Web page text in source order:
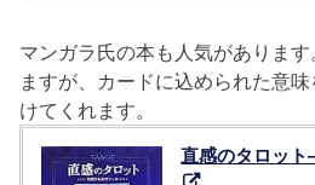
マンガラ氏の本も人気がありま
ますが、カードに込められた意
けてくれます。
直感のタロッ